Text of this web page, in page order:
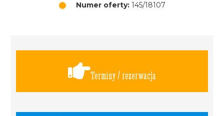
Numer oferty:145/18107
Terminy / rezerwacja